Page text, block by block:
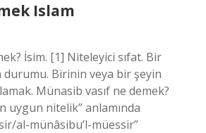
Islam
İsim. [1] Niteleyici sıfat. Bir
durumu. Birinin veya bir şeyin
Münasib vasıf ne demek?
uygun nitelik” anlamında
al-münâsibu’l-müessir”